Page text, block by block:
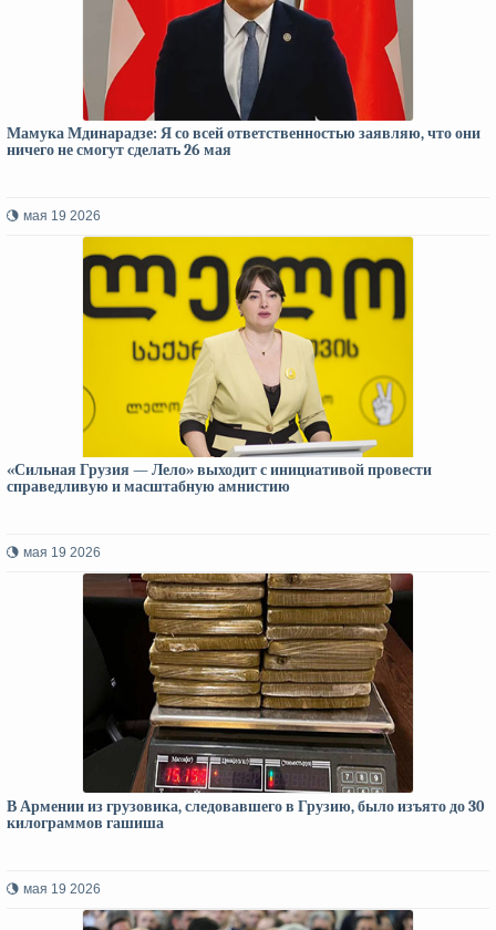
Мамука Мдинарадзе: Я со всей ответственностью заявляю, что они
ничего не смогут сделать 26 мая
мая 19 2026
«Сильная Грузия — Лело» выходит с инициативой провести
справедливую и масштабную амнистию
мая 19 2026
В Армении из грузовика, следовавшего в Грузию, было изъято до 30
килограммов гашиша
мая 19 2026